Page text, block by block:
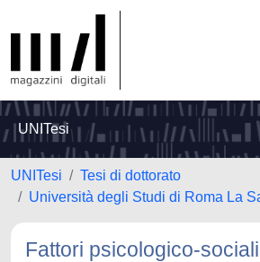
UNITesi
UNITesi
Tesi di dottorato
Università degli Studi di Roma La
Fattori psicologico-